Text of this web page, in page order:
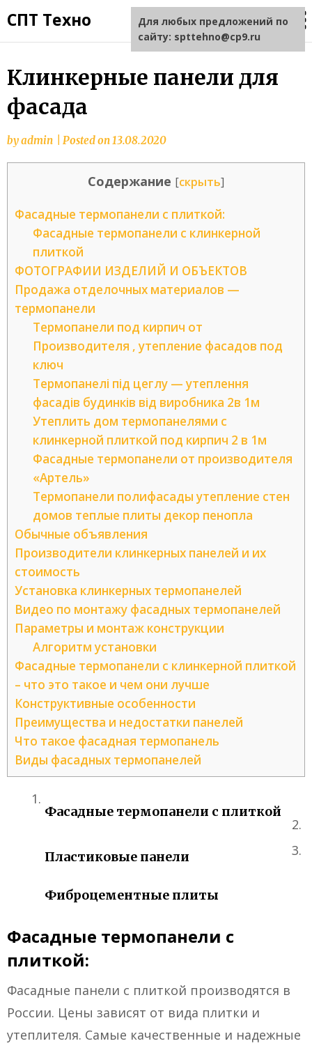
СПТ Техно
Клинкерные панели для
фасада
byadmin Posted on13.08.2020
Содержание [скрыть]
Фасадные термопанели с плиткой:
Фасадные термопанели с клинкерной
плиткой
ФОТОГРАФИИ ИЗДЕЛИЙ И ОБЪЕКТОВ
Продажа отделочных материалов —
термопанели
Термопанели под кирпич от
Производителя , утепление фасадов под
ключ
Термопанелі під цеглу — утеплення
фасадів будинків від виробника 2в 1м
Утеплить дом термопанелями с
клинкерной плиткой под кирпич 2 в 1м
Фасадные термопанели от производителя
«Артель»
Термопанели полифасады утепление стен
домов теплые плиты декор пенопла
Обычные объявления
Производители клинкерных панелей и их
стоимость
Установка клинкерных термопанелей
Видео по монтажу фасадных термопанелей
Параметры и монтаж конструкции
Алгоритм установки
Фасадные термопанели с клинкерной плиткой
– что это такое и чем они лучше
Конструктивные особенности
Преимущества и недостатки панелей
Что такое фасадная термопанель
Виды фасадных термопанелей
Фасадные термопанели с плиткой
Пластиковые панели
Фиброцементные плиты
Фасадные термопанели с
плиткой:
Фасадные панели с плиткой производятся в
России. Цены зависят от вида плитки и
утеплителя. Самые качественные и надежные
Для любых предложений по
сайту: spttehno@cp9.ru